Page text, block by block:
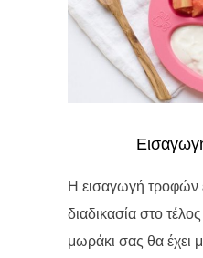
Η εισαγωγή τροφών
διαδικασία στο
μωράκι σας θα έχει